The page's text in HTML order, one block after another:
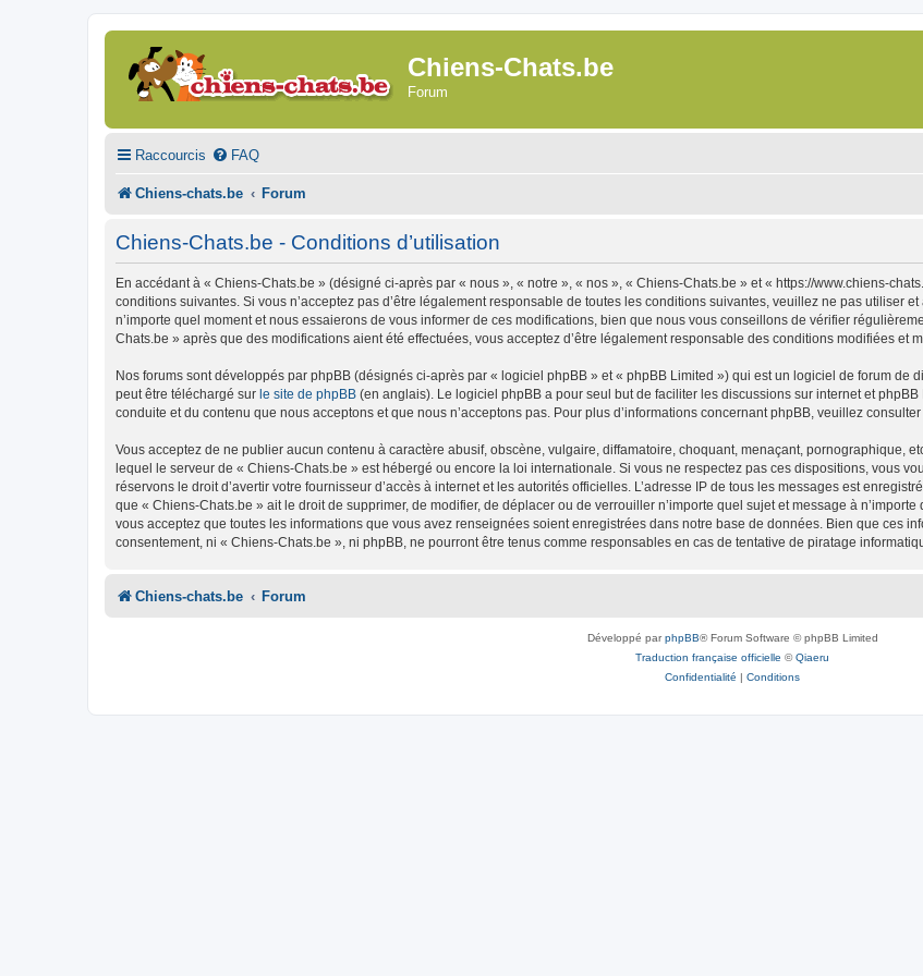
Chiens-Chats.be
Forum
Raccourcis FAQ
Chiens-chats.be Forum
Chiens-Chats.be - Conditions d’utilisation
En accédant à « Chiens-Chats.be » (désigné ci-après par « nous », « notre », « nos », « Chiens-Chats.be » et « https://www.chiens-
conditions suivantes. Si vous n’acceptez pas d’être légalement responsable de toutes les conditions suivantes, veuillez ne pas utiliser
n’importe quel moment et nous essaierons de vous informer de ces modifications, bien que nous vous conseillons de vérifier
Chats.be » après que des modifications aient été effectuées, vous acceptez d’être légalement responsable des conditions modifiées et
Nos forums sont développés par phpBB (désignés ci-après par « logiciel phpBB » et « phpBB Limited ») qui est un logiciel de forum de
peut être téléchargé sur le site de phpBB (en anglais). Le logiciel phpBB a pour seul but de faciliter les discussions sur internet et
conduite et du contenu que nous acceptons et que nous n’acceptons pas. Pour plus d’informations concernant phpBB, veuillez consulter
Vous acceptez de ne publier aucun contenu à caractère abusif, obscène, vulgaire, diffamatoire, choquant, menaçant, pornographique,
lequel le serveur de « Chiens-Chats.be » est hébergé ou encore la loi internationale. Si vous ne respectez pas ces dispositions, vous
réservons le droit d’avertir votre fournisseur d’accès à internet et les autorités officielles. L’adresse IP de tous les messages est
que « Chiens-Chats.be » ait le droit de supprimer, de modifier, de déplacer ou de verrouiller n’importe quel sujet et message à
vous acceptez que toutes les informations que vous avez renseignées soient enregistrées dans notre base de données. Bien que ces
consentement, ni « Chiens-Chats.be », ni phpBB, ne pourront être tenus comme responsables en cas de tentative de piratage
Chiens-chats.be Forum
Développé parphpBB® Forum Software © phpBB Limited
Traduction française officielle ©Qiaeru
Confidentialité | Conditions